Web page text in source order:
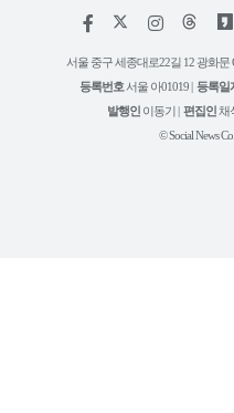
페
스
인
타
램
서울 중구 세종대로22길 12 광화문
등록번호 서울 아01019 | 등록일
발행인 이동기 | 편집인 채
© Social News